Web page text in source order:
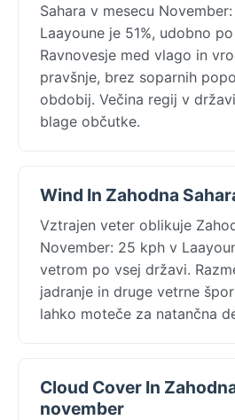
Sahara v mesecu
Laayoune je 51%, udobno
Ravnovesje med vlago in
pravšnje, brez soparnih
obdobij. Večina regij v
blage občutke.
Wind In Zahodna
Vztrajen veter oblikuje
November: 25 kph v
vetrom po vsej državi.
jadranje in druge vetrne
lahko moteče za natančna
Cloud Cover In
november